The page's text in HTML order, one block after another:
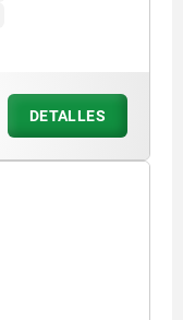
DETALLES